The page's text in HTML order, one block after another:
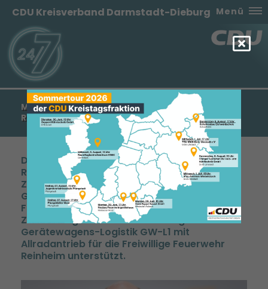
CDU Kreisverband Darmstadt-Dieburg Menü
MANFRED PENTZ MDL: FREIWILLIGE FEUERWEHR
REINHEIM ERHÄLT ZUWENDUNG VON 37.500
Die Freiwillige Feuerwehr Reinheim erhält im
Rahmen der Festbetragsfinanzierung eine
Zuwendung in Höhe von 37.500 Euro. Die
Gewährung der Zuwendungen erfolgt zur
Förderung des Brandschutzes. Mit der
Zuwendung wird die Beschaffung eines
Gerätewagens-Logistik GW-L1 mit
Allradantrieb für die Freiwillige Feuerwehr
Reinheim unterstützt.